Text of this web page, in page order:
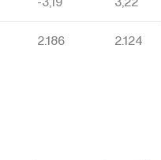
2.186 2.124